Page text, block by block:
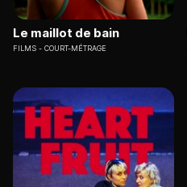
Le maillot de bain
FILMS COURT-MÉTRAGE